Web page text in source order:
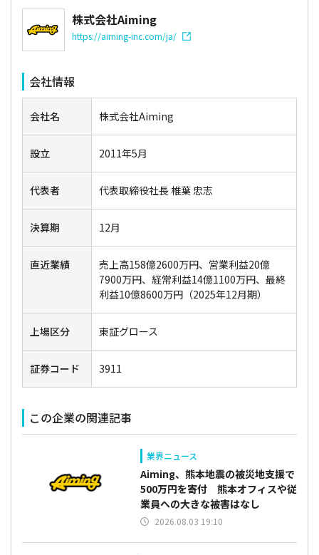
株式会社Aiming
https://aiming-inc.com/ja/
会社情報
会社名 株式会社Aiming
設立 2011年5月
代表者 代表取締役社長 椎葉 忠志
決算期 12月
直近業績
売上高158億2600万円、営業利益20億
7900万円、経常利益14億1100万円、最終
利益10億8600万円（2025年12月期）
上場区分 東証グロース
証券コード 3911
この企業の関連記事
業界ニュース
Aiming、熊本地震の被災地支援で
500万円を寄付 熊本オフィスや従
業員への大きな被害はなし
2026.08.03 19:10